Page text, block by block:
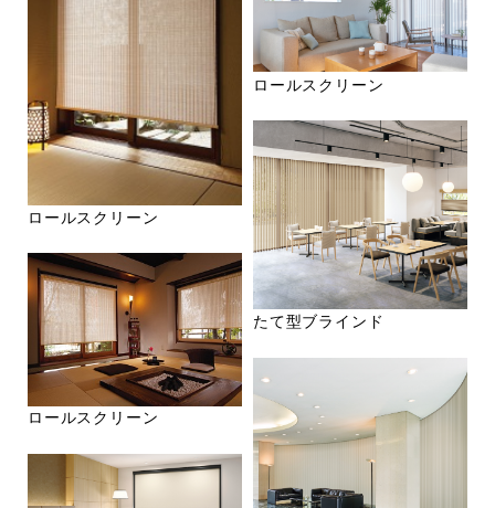
ロールスクリーン
ロールスクリーン
ロールスクリーン
たて型ブラインド